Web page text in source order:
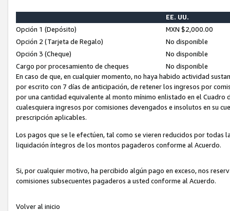
EE. UU.
Opción 1 (Depósito)
MXN $2,000.00
Opción 2 (Tarjeta de Regalo)
No disponible
Opción 3 (Cheque)
No disponible
Cargo por procesamiento de cheques
No disponible
En caso de que, en cualquier momento, no haya habido actividad
por escrito con 7 días de anticipación, de retener los ingresos por
por una cantidad equivalente al monto mínimo enlistado en el
cualesquiera ingresos por comisiones devengados e insolutos en su
prescripción aplicables.
Los pagos que se le efectúen, tal como se vieren reducidos por todas
liquidación íntegros de los montos pagaderos conforme al Acuerdo.
Si, por cualquier motivo, ha percibido algún pago en exceso, nos
comisiones subsecuentes pagaderos a usted conforme al Acuerdo.
Volver al inicio